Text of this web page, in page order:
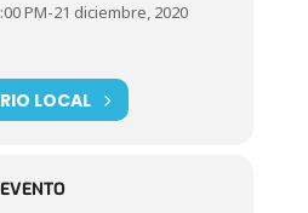
PM-21 diciembre, 2020
LOCAL